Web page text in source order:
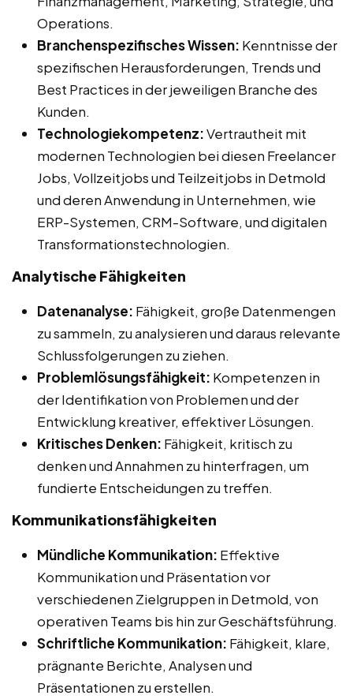
Operations.
Branchenspezifisches Wissen: Kenntnisse der
spezifischen Herausforderungen, Trends und
Best Practices in der jeweiligen Branche des
Kunden.
Technologiekompetenz:Vertrautheit mit
modernen Technologien bei diesen Freelancer
Jobs, Vollzeitjobs und Teilzeitjobs in Detmold
und deren Anwendung in Unternehmen, wie
ERP-Systemen, CRM-Software, und digitalen
Transformationstechnologien.
Analytische Fähigkeiten
Datenanalyse: Fähigkeit, große Datenmengen
zu sammeln, zu analysieren und daraus relevante
Schlussfolgerungen zu ziehen.
Problemlösungsfähigkeit: Kompetenzen in
der Identifikation von Problemen und der
Entwicklung kreativer, effektiver Lösungen.
Kritisches Denken: Fähigkeit, kritisch zu
denken und Annahmen zu hinterfragen, um
fundierte Entscheidungen zu treffen.
Kommunikationsfähigkeiten
Mündliche Kommunikation: Effektive
Kommunikation und Präsentation vor
verschiedenen Zielgruppen in Detmold, von
operativen Teams bis hin zur Geschäftsführung.
Schriftliche Kommunikation: Fähigkeit, klare,
prägnante Berichte, Analysen und
Präsentationen zu erstellen.